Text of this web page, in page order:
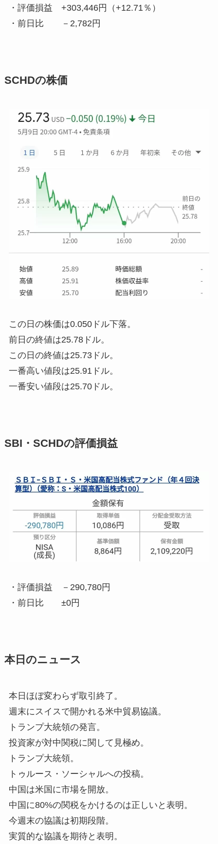
・評価損益 +303,446円（+12.71％）
・前日比
－2,782円
SCHDの株価
この日の株価は0.050ドル下落。
前日の終値は25.78ドル。
この日の終値は25.73ドル。
一番高い値段は25.91ドル。
一番安い値段は25.70ドル。
SBI・SCHDの評価損益
・評価損益
－290,780円
・前日比 ±0円
本日のニュース
本日ほぼ変わらず取引終了。
週末にスイスで開かれる米中貿易協議。
トランプ大統領の発言。
投資家が対中関税に関して見極め。
トランプ大統領。
トゥルース・ソーシャルへの投稿。
中国は米国に市場を開放。
中国に80%の関税をかけるのは正しいと表明。
今週末の協議は初期段階。
実質的な協議を期待と表明。